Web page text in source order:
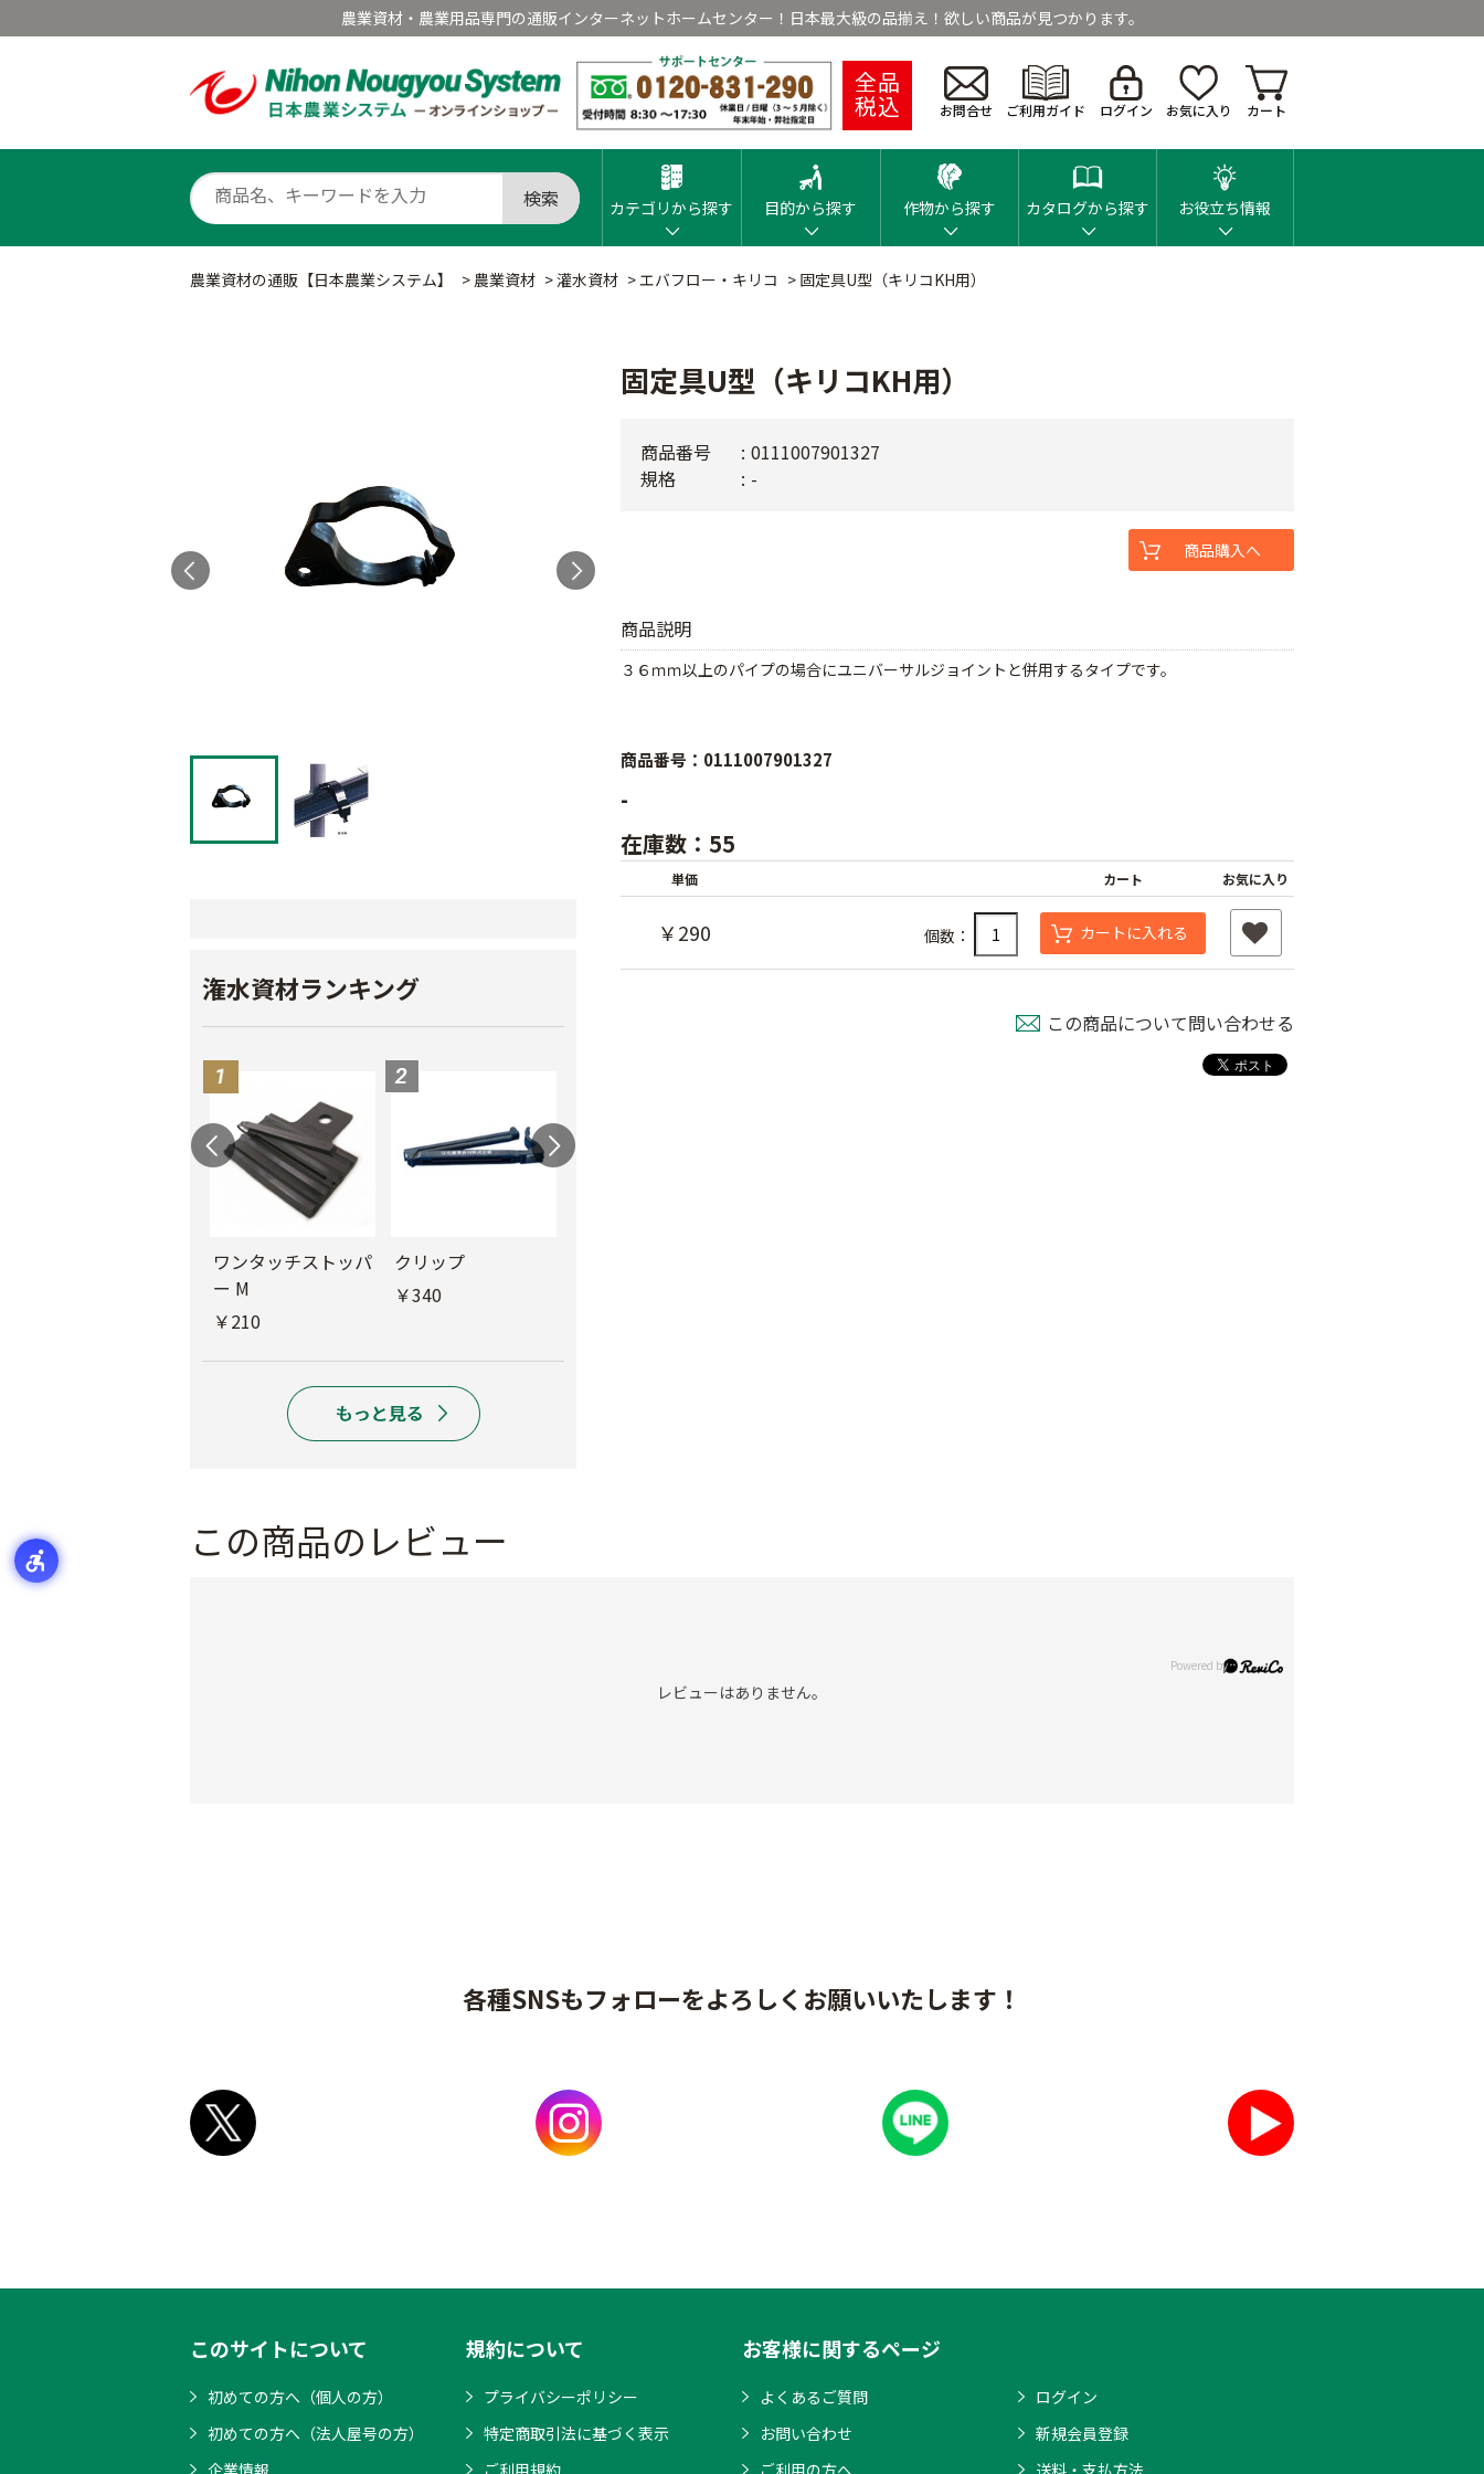
農業資材・農業用品専門の通販インターネットホームセンター！日本最大級の品揃え！欲しい商品が見つかります。
全品
税込 お問合せ ご利用ガイド ログイン お気に入り カート
検索 カテゴリから探す 目的から探す 作物から探す カタログから探す お役立ち情報
農業資材の通販【日本農業システム】 > 農業資材 >灌水資材 >エバフロー・キリコ > 固定具U型（キリコKH用）
潅水資材ランキング
ワンタッチストッパ
ー M
￥210
クリップ
￥340
固定具U型（キリコKH用）
商品説明
３６ｍｍ以上のパイプの場合にユニバーサルジョイントと併用するタイプです。
商品番号
0111007901327
規格
-
商品購入へ
商品番号：0111007901327
-
在庫数：55
単価 カート お気に入り
￥290 個数： カートに入れる
この商品について問い合わせる
この商品のレビュー
レビューはありません。
各種SNSもフォローをよろしくお願いいたします！
このサイトについて
初めての方へ（個人の方）
初めての方へ（法人屋号の方）
企業情報
規約について
プライバシーポリシー
特定商取引法に基づく表示
ご利用規約
お客様に関するページ
よくあるご質問
お問い合わせ
ご利用の方へ
ログイン
新規会員登録
送料・支払方法